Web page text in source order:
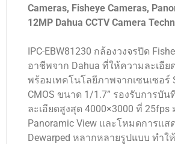
Cameras, Fisheye Cameras,
12MP Dahua CCTV Camera
IPC-EBW81230 กล้องวงจรปิด
อาชีพจาก Dahua ที่ให้ความละเอีย
พร้อมเทคโนโลยีภาพจากเซนเซอร์
CMOS ขนาด 1/1.7” รองรับการบั
ละเอียดสูงสุด 4000×3000 ที่
Panoramic View และโหมดการแส
Dewarped หลากหลายรูปแบบ ทำ